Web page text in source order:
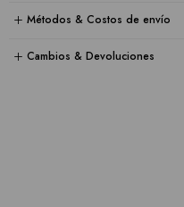
Métodos & Costos de envío
Cambios & Devoluciones